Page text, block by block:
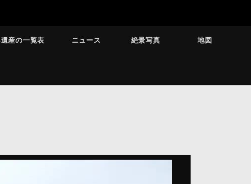
産の一覧表 ニュース 絶景写真 地図